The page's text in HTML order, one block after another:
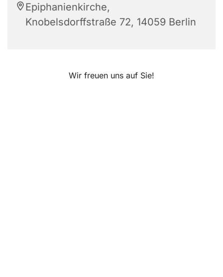
Epiphanienkirche,
Knobelsdorffstraße 72, 14059 Berlin
Wir freuen uns auf Sie!